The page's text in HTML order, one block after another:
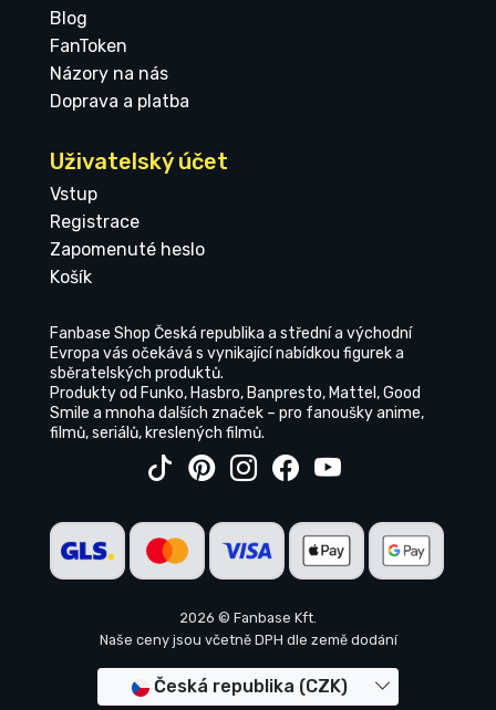
Blog
FanToken
Názory na nás
Doprava a platba
Uživatelský účet
Vstup
Registrace
Zapomenuté heslo
Košík
Fanbase Shop Česká republika a střední a východní
Evropa vás očekává s vynikající nabídkou figurek a
sběratelských produktů.
Produkty od Funko, Hasbro, Banpresto, Mattel, Good
Smile a mnoha dalších značek – pro fanoušky anime,
filmů, seriálů, kreslených filmů.
2026 © Fanbase Kft.
Naše ceny jsou včetně DPH dle země dodání
Česká republika (CZK)